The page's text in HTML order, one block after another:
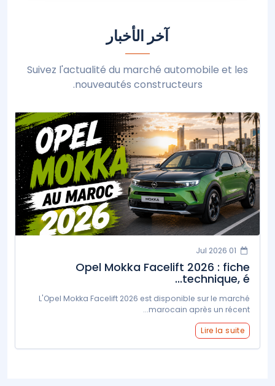
آخر الأخبار
Suivez l'actualité du marché automobile et les
nouveautés constructeurs.
Opel Mokka Facelift 2026 : fiche
technique, é...
L'Opel Mokka Facelift 2026 est disponible sur le marché
marocain après un récent...
Lire la suite